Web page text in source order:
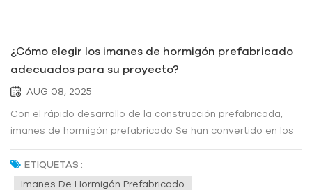
¿Cómo elegir los imanes de hormigón prefabricado
adecuados para su proyecto?
AUG 08, 2025
Con el rápido desarrollo de la construcción prefabricada,
imanes de hormigón prefabricado Se han convertido en los
"héroes invisibles" de las obras de construcción modernas.
Estos dispositivos magnéticos, aparentemente sencillos,
son en realidad herramientas clave para garantizar la
ETIQUETAS :
Imanes De Hormigón Prefabricado